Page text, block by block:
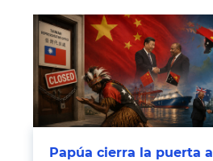
Papúa cierra la puerta a